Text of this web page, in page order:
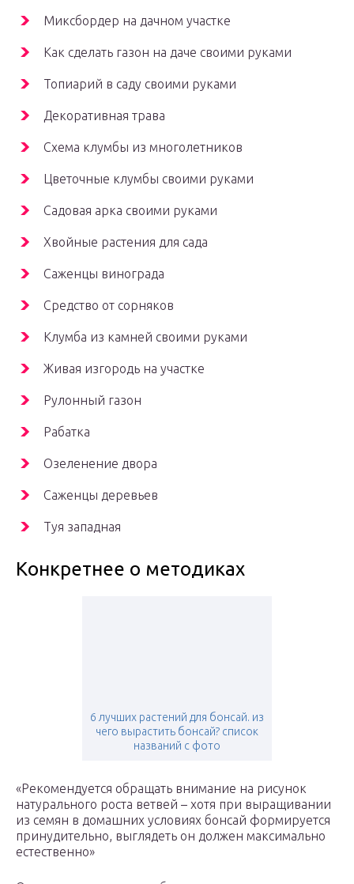
Миксбордер на дачном участке
Как сделать газон на даче своими руками
Топиарий в саду своими руками
Декоративная трава
Схема клумбы из многолетников
Цветочные клумбы своими руками
Садовая арка своими руками
Хвойные растения для сада
Саженцы винограда
Средство от сорняков
Клумба из камней своими руками
Живая изгородь на участке
Рулонный газон
Рабатка
Озеленение двора
Саженцы деревьев
Туя западная
Конкретнее о методиках
6 лучших растений для бонсай. из
чего вырастить бонсай? список
названий с фото
«Рекомендуется обращать внимание на рисунок
натурального роста ветвей – хотя при выращивании
из семян в домашних условиях бонсай формируется
принудительно, выглядеть он должен максимально
естественно»